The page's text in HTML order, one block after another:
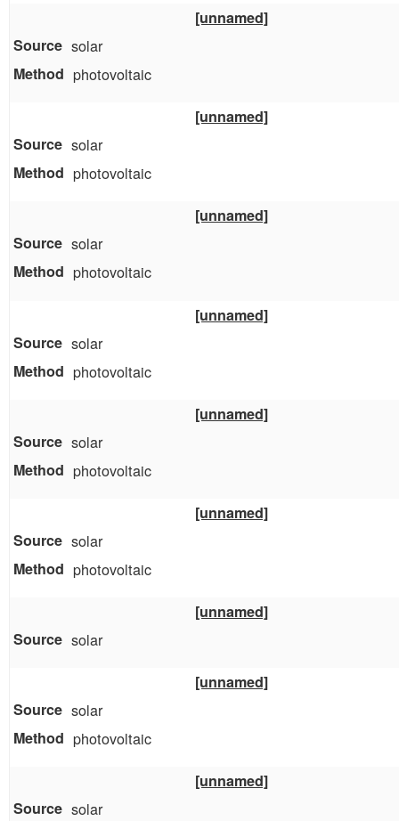
[unnamed]
solar
photovoltaic
[unnamed]
solar
photovoltaic
[unnamed]
solar
photovoltaic
[unnamed]
solar
photovoltaic
[unnamed]
solar
photovoltaic
[unnamed]
solar
photovoltaic
[unnamed]
solar
[unnamed]
solar
photovoltaic
[unnamed]
solar